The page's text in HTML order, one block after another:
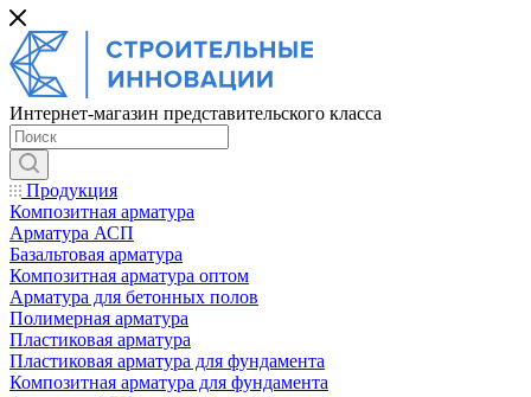
Интернет-магазин представительского класса
Продукция
Композитная арматура
Арматура АСП
Базальтовая арматура
Композитная арматура оптом
Арматура для бетонных полов
Полимерная арматура
Пластиковая арматура
Пластиковая арматура для фундамента
Композитная арматура для фундамента